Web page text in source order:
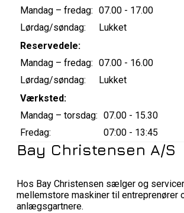
Mandag – fredag: 07.00 - 17.00
Lørdag/søndag:
Lukket
Reservedele:
Mandag – fredag: 07.00 - 16.00
Lørdag/søndag:
Lukket
Værksted:
Mandag – torsdag: 07.00 - 15.30
Fredag:
07:00 - 13:45
Bay Christensen A/S
Hos Bay Christensen sælger og
mellemstore maskiner til entreprenører
anlægsgartnere.